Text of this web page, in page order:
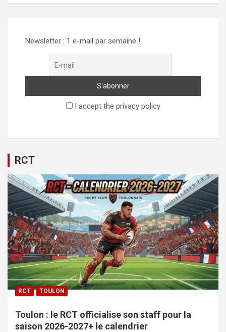
Newsletter : 1 e-mail par semaine !
I accept the privacy policy
RCT
RCT TOULON
Toulon : le RCT officialise son staff pour la
saison 2026-2027+ le calendrier